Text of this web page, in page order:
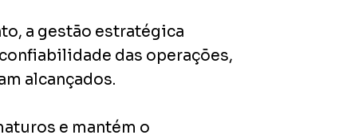
a gestão estratégica
das operações,
alcançados.
e mantém o